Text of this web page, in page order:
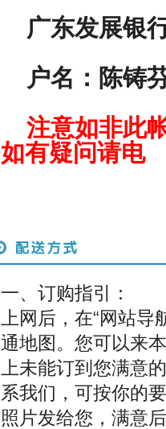
广东发展银
户名：陈
注意如非此
如有疑问请
一、订购指引：
上网后，在“网站
通地图。您可以来
上未能订到您满意
系我们，可按你的
照片发给您，满意